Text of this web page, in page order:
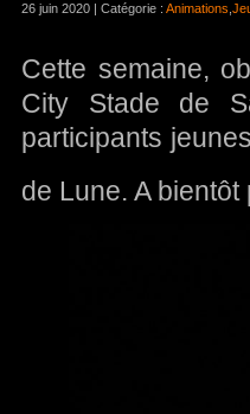
26 juin 2020 | Catégorie : Animations
Cette semaine,
City Stade de
participants
de Lune. A